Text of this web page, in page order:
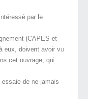
par le
(CAPES et
eux, doivent avoir vu
cet ouvrage, qui
de ne jamais